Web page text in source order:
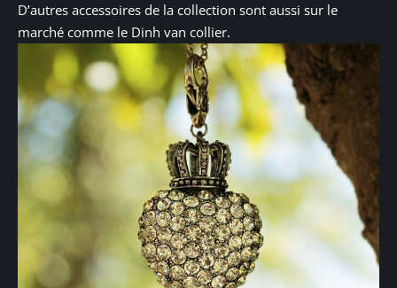
D’autres accessoires de la collection sont aussi sur le
marché comme le Dinh van collier.